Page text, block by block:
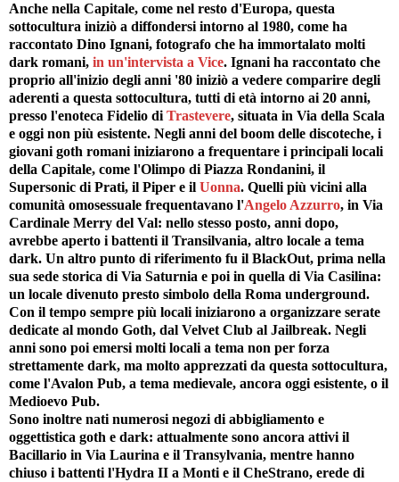
Anche nella Capitale, come nel resto d'Europa, questa
sottocultura iniziò a diffondersi intorno al 1980, come ha
raccontato Dino Ignani, fotografo che ha immortalato molti
dark romani, in un'intervista a Vice. Ignani ha raccontato che
proprio all'inizio degli anni '80 iniziò a vedere comparire degli
aderenti a questa sottocultura, tutti di età intorno ai 20 anni,
presso l'enoteca Fidelio diTrastevere, situata in Via della Scala
e oggi non più esistente. Negli anni del boom delle discoteche, i
giovani goth romani iniziarono a frequentare i principali locali
della Capitale, come l'Olimpo di Piazza Rondanini, il
Supersonic di Prati, il Piper e il Uonna. Quelli più vicini alla
comunità omosessuale frequentavano l'Angelo Azzurro, in Via
Cardinale Merry del Val: nello stesso posto, anni dopo,
avrebbe aperto i battenti il Transilvania, altro locale a tema
dark. Un altro punto di riferimento fu il BlackOut, prima nella
sua sede storica di Via Saturnia e poi in quella di Via Casilina:
un locale divenuto presto simbolo della Roma underground.
Con il tempo sempre più locali iniziarono a organizzare serate
dedicate al mondo Goth, dal Velvet Club al Jailbreak. Negli
anni sono poi emersi molti locali a tema non per forza
strettamente dark, ma molto apprezzati da questa sottocultura,
come l'Avalon Pub, a tema medievale, ancora oggi esistente, o il
Medioevo Pub.
Sono inoltre nati numerosi negozi di abbigliamento e
oggettistica goth e dark: attualmente sono ancora attivi il
Bacillario in Via Laurina e il Transylvania, mentre hanno
chiuso i battenti l'Hydra II a Monti e il CheStrano, erede di